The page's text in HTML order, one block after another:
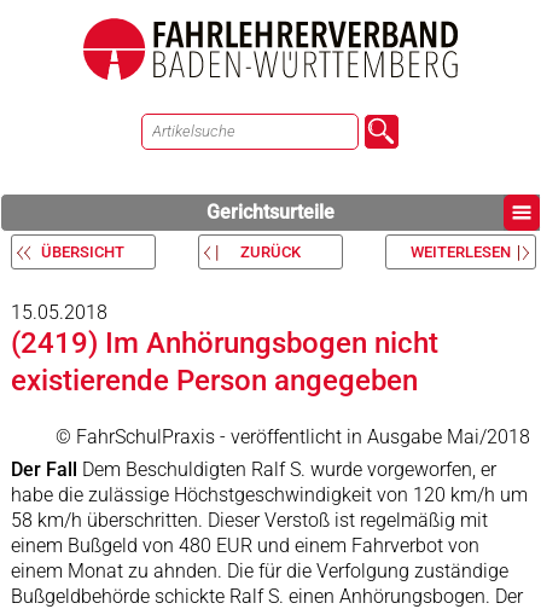
Gerichtsurteile
ÜBERSICHT ZURÜCK WEITERLESEN
15.05.2018
(2419) Im Anhörungsbogen nicht
existierende Person angegeben
© FahrSchulPraxis - veröffentlicht in Ausgabe Mai/2018
Der Fall Dem Beschuldigten Ralf S. wurde vorgeworfen, er
habe die zulässige Höchstgeschwindigkeit von 120 km/h um
58 km/h überschritten. Dieser Verstoß ist regelmäßig mit
einem Bußgeld von 480 EUR und einem Fahrverbot von
einem Monat zu ahnden. Die für die Verfolgung zuständige
Bußgeldbehörde schickte Ralf S. einen Anhörungsbogen. Der